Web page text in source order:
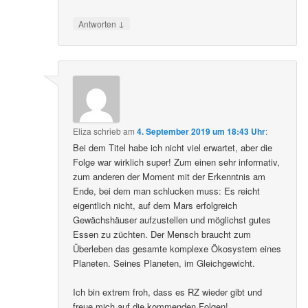
Antworten ↓
Eliza schriebam4. September 2019 um 18:43 Uhr:
Bei dem Titel habe ich nicht viel erwartet, aber die
Folge war wirklich super! Zum einen sehr informativ,
zum anderen der Moment mit der Erkenntnis am
Ende, bei dem man schlucken muss: Es reicht
eigentlich nicht, auf dem Mars erfolgreich
Gewächshäuser aufzustellen und möglichst gutes
Essen zu züchten. Der Mensch braucht zum
Überleben das gesamte komplexe Ökosystem eines
Planeten. Seines Planeten, im Gleichgewicht.
Ich bin extrem froh, dass es RZ wieder gibt und